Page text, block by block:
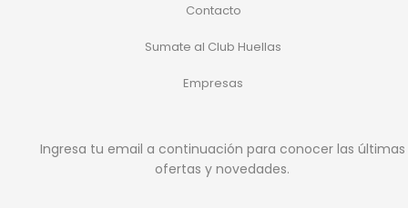
Contacto
Sumate al Club Huellas
Empresas
Ingresa tu email a continuación para conocer las últimas
ofertas y novedades.